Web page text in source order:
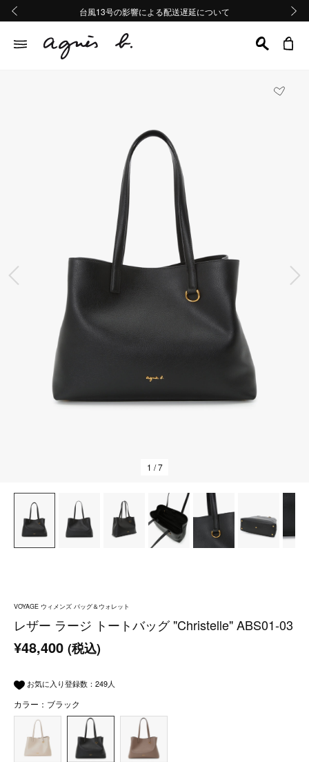
熊本地域地震の影響による配送遅延について
Summer Sale 2buy10%OFF!!
台風13号の影響による配送遅延について
熊本地域地震の影響による配送遅延について
Summer Sale 2buy10%OFF!!
前の画像
1 / 7
VOYAGE ウィメンズ バッグ＆ウォレット
レザー ラージ トートバッグ "Christelle" ABS01-03
¥48,400 (税込)
お気に入り登録数： 249人
カラー：ブラック